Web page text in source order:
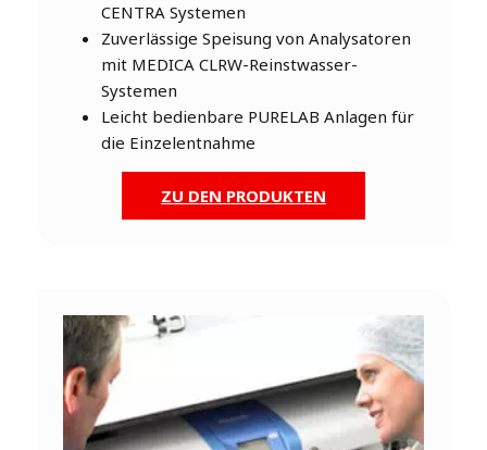
CENTRA Systemen
Zuverlässige Speisung von Analysatoren
mit MEDICA CLRW-Reinstwasser-
Systemen
Leicht bedienbare PURELAB Anlagen für
die Einzelentnahme
ZU DEN PRODUKTEN